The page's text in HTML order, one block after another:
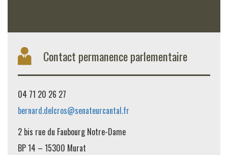
Contact permanence parlementaire
04 71 20 26 27
bernard.delcros@senateurcantal.fr
2 bis rue du Faubourg Notre-Dame
BP 14 – 15300 Murat